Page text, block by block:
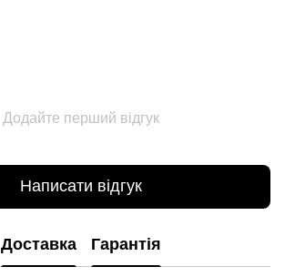
Додайте перший відгук
Написати відгук
Доставка Гарантія